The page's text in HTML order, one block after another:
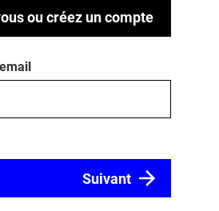
ou créez un compte